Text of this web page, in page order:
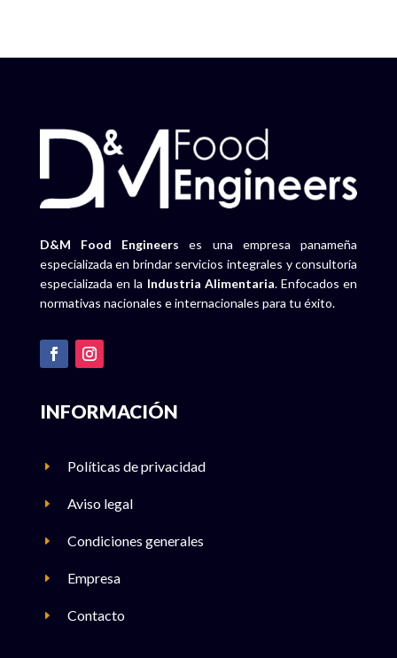
D&M Food Engineers es una empresa panameña
especializada en brindar servicios integrales y consultoría
especializada en la Industria Alimentaria. Enfocados en
normativas nacionales e internacionales para tu éxito.
INFORMACIÓN
E Políticas de privacidad
E Aviso legal
E Condiciones generales
E Empresa
E Contacto